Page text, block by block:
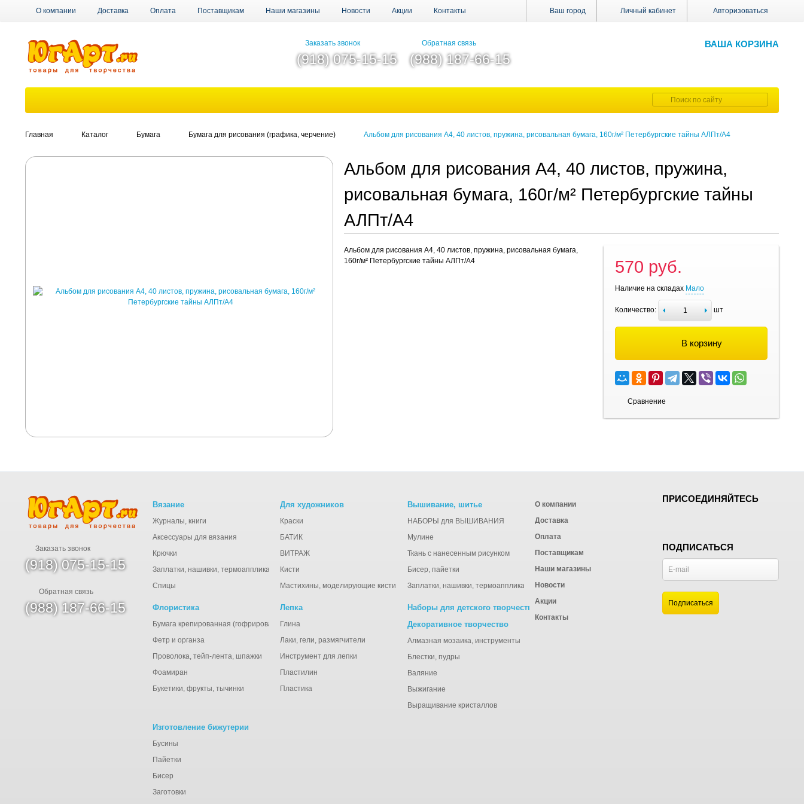
Ваш город Личный кабинет Авторизоваться
О компании Доставка Оплата Поставщикам Наши магазины Новости Акции Контакты
ВАША КОРЗИНА
Заказать звонок
(918) 075-15-15
Обратная связь
(988) 187-66-15
Главная Каталог Бумага Бумага для рисования (графика, черчение) Альбом для рисования А4, 40 листов, пружина, рисовальная бумага, 160г/м² Петербургские тайны АЛПт/А4
Альбом для рисования А4, 40 листов, пружина,
рисовальная бумага, 160г/м² Петербургские тайны
АЛПт/А4
Альбом для рисования А4, 40 листов, пружина, рисовальная бумага,
160г/м² Петербургские тайны АЛПт/А4
570 руб.
Наличие на складах Мало
Количество: шт
В корзину
Сравнение
Заказать звонок
(918) 075-15-15
Обратная связь
(988) 187-66-15
Вязание
Журналы, книги
Аксессуары для вязания
Крючки
Заплатки, нашивки, термоаппликации
Спицы
Для художников
Краски
БАТИК
ВИТРАЖ
Кисти
Мастихины, моделирующие кисти
Вышивание, шитье
НАБОРЫ для ВЫШИВАНИЯ
Мулине
Ткань с нанесенным рисунком
Бисер, пайетки
Заплатки, нашивки, термоаппликации
Флористика
Бумага крепированная (гофрированная), тишью
Фетр и органза
Проволока, тейп-лента, шпажки
Фоамиран
Букетики, фрукты, тычинки
Лепка
Глина
Лаки, гели, размягчители
Инструмент для лепки
Пластилин
Пластика
Наборы для детского творчества
Декоративное творчество
Алмазная мозаика, инструменты
Блестки, пудры
Валяние
Выжигание
Выращивание кристаллов
Изготовление бижутерии
Бусины
Пайетки
Бисер
Заготовки
О компании
Доставка
Оплата
Поставщикам
Наши магазины
Новости
Акции
Контакты
ПРИСОЕДИНЯЙТЕСЬ
ПОДПИСАТЬСЯ